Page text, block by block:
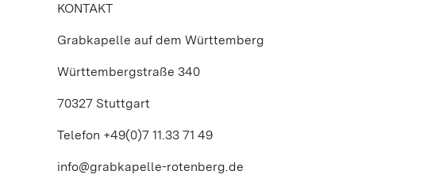
KONTAKT
Grabkapelle auf dem Württemberg
Württembergstraße 340
70327 Stuttgart
Telefon +49(0)7 11.33 71 49
info@grabkapelle-rotenberg.de